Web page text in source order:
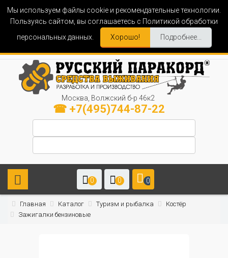
Мы используем файлы cookie и рекомендательные технологии.
Пользуясь сайтом, вы соглашаетесь с Политикой обработки
персональных данных.
Хорошо! Подробнее...
Москва, Волжский б-р 46к2
☎ +7(495)744-87-22
0 0 0
Главная Каталог Туризм и рыбалка
Костёр
Зажигалки бензиновые